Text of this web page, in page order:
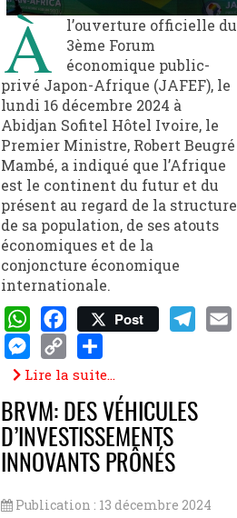
À
l’ouverture officielle du
3ème Forum
économique public-
privé Japon-Afrique (JAFEF), le
lundi 16 décembre 2024 à
Abidjan Sofitel Hôtel Ivoire, le
Premier Ministre, Robert Beugré
Mambé, a indiqué que l’Afrique
est le continent du futur et du
présent au regard de la structure
de sa population, de ses atouts
économiques et de la
conjoncture économique
internationale.
WhatsAppFacebook
Post
Messenger
CopyShare
Lire la suite...
BRVM: DES VÉHICULES
D’INVESTISSEMENTS
INNOVANTS PRÔNÉS
Publication : 13 décembre 2024